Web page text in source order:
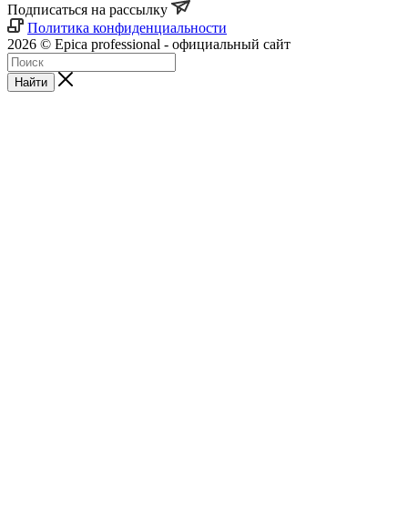
Подписаться на рассылку
Политика конфиденциальности
2026 © Epica professional - официальный сайт
Найти